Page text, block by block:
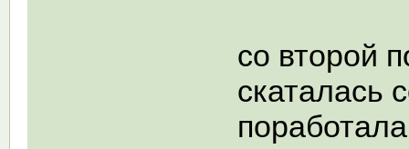
со второй
скаталась